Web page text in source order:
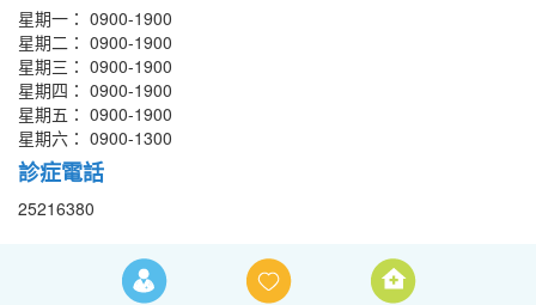
星期一： 0900-1900
星期二： 0900-1900
星期三： 0900-1900
星期四： 0900-1900
星期五： 0900-1900
星期六： 0900-1300
診症電話
25216380